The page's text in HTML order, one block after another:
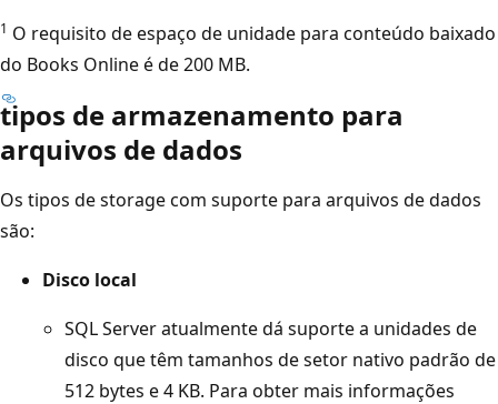
1 O requisito de espaço de unidade para conteúdo baixado
do Books Online é de 200 MB.
tipos de armazenamento para
arquivos de dados
Os tipos de storage com suporte para arquivos de dados
são:
Disco local
SQL Server atualmente dá suporte a unidades de
disco que têm tamanhos de setor nativo padrão de
512 bytes e 4 KB. Para obter mais informações